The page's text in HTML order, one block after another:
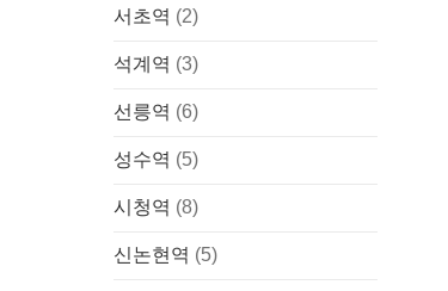
서초역 (2)
석계역 (3)
선릉역 (6)
성수역 (5)
시청역 (8)
신논현역 (5)